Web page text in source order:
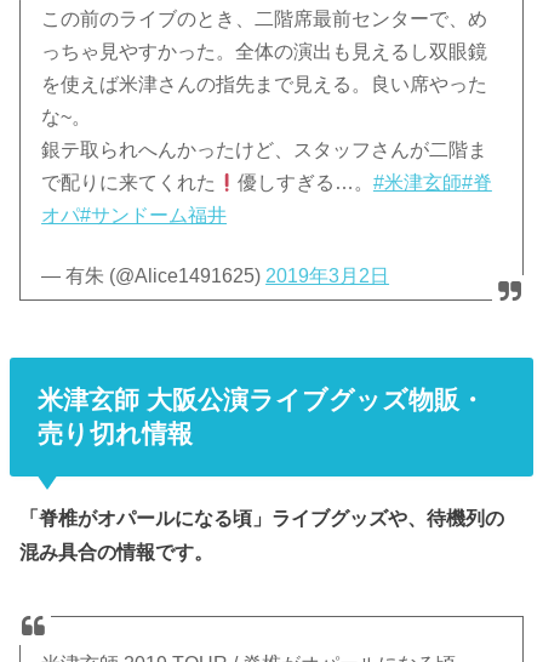
この前のライブのとき、二階席最前センターで、め
っちゃ見やすかった。全体の演出も見えるし双眼鏡
を使えば米津さんの指先まで見える。良い席やった
な~。
銀テ取られへんかったけど、スタッフさんが二階ま
で配りに来てくれた
優しすぎる…。 #米津玄師#脊
オパ#サンドーム福井
— 有朱 (@Alice1491625) 2019年3月2日
米津玄師 大阪公演ライブグッズ物販・
売り切れ情報
「脊椎がオパールになる頃」ライブグッズや、待機列の
混み具合の情報です。